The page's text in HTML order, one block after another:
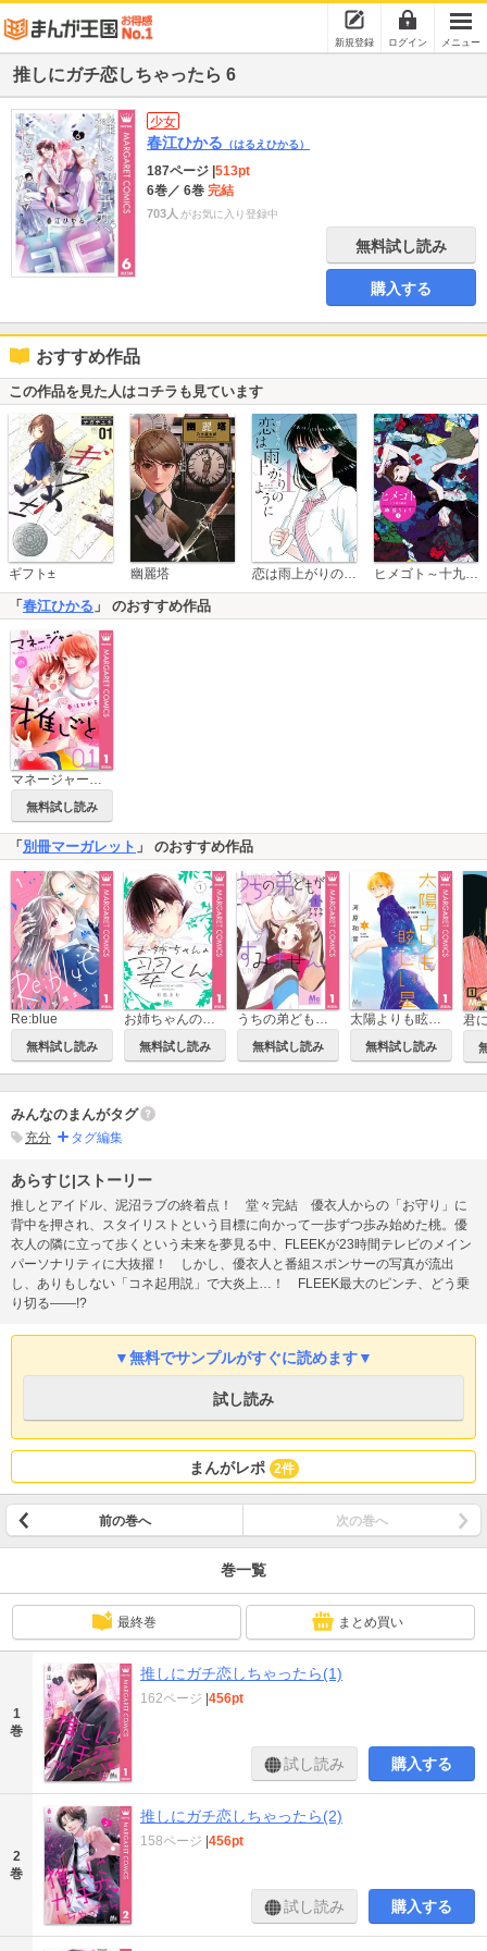
新規登録 ログイン メニュー
推しにガチ恋しちゃったら 6
少女
春江ひかる （はるえひかる）
187ページ 513pt
6巻／ 6巻 完結
703人 がお気に入り登録中
無料試し読み
購入する
おすすめ作品
この作品を見た人はコチラも見ています
ギフト± 幽麗塔 恋は雨上がりのように ヒメゴト～十九歳の制服～
「 春江ひかる 」 のおすすめ作品
無料試し読み
「 別冊マーガレット 」 のおすすめ作品
Re:blue
無料試し読み
お姉ちゃんの翠くん
無料試し読み
うちの弟どもがすみません
無料試し読み
太陽よりも眩しい星
無料試し読み
君
みんなのまんがタグ
充分 タグ編集
あらすじ|ストーリー
推しとアイドル、泥沼ラブの終着点！ 堂々完結 優衣人からの「お守り」に
背中を押され、スタイリストという目標に向かって一歩ずつ歩み始めた桃。優
衣人の隣に立って歩くという未来を夢見る中、FLEEKが23時間テレビのメイン
パーソナリティに大抜擢！ しかし、優衣人と番組スポンサーの写真が流出
し、ありもしない「コネ起用説」で大炎上…！ FLEEK最大のピンチ、どう乗
り切る――!?
▼無料でサンプルがすぐに読めます▼
試し読み
まんがレポ 2件
前の巻へ 次の巻へ
巻一覧
最終巻 まとめ買い
1
巻
推しにガチ恋しちゃったら(1)
162ページ 456pt
試し読み 購入する
2
巻
推しにガチ恋しちゃったら(2)
158ページ 456pt
試し読み 購入する